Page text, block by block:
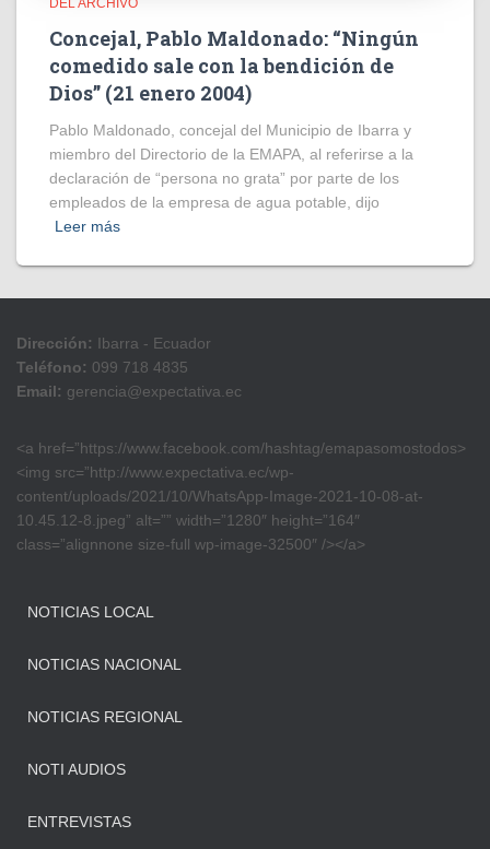
DEL ARCHIVO
Concejal, Pablo Maldonado: “Ningún
comedido sale con la bendición de
Dios” (21 enero 2004)
Pablo Maldonado, concejal del Municipio de Ibarra y
miembro del Directorio de la EMAPA, al referirse a la
declaración de “persona no grata” por parte de los
empleados de la empresa de agua potable, dijo
Leer más
Dirección: Ibarra - Ecuador
Teléfono: 099 718 4835
Email: gerencia@expectativa.ec
<a href=”https://www.facebook.com/hashtag/emapasomostodos>
<img src=”http://www.expectativa.ec/wp-
content/uploads/2021/10/WhatsApp-Image-2021-10-08-at-
10.45.12-8.jpeg” alt=”” width=”1280″ height=”164″
class=”alignnone size-full wp-image-32500″ /></a>
NOTICIAS LOCAL
NOTICIAS NACIONAL
NOTICIAS REGIONAL
NOTI AUDIOS
ENTREVISTAS